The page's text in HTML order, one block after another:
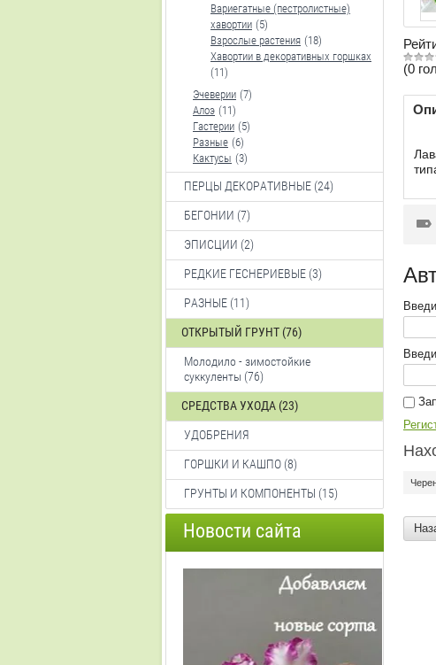
Вариегатные (пестролистные)
хавортии (5)
Взрослые растения (18)
Хавортии в декоративных горшках
(11)
Эчеверии (7)
Алоэ (11)
Гастерии (5)
Разные (6)
Кактусы (3)
ПЕРЦЫ ДЕКОРАТИВНЫЕ (24)
БЕГОНИИ (7)
ЭПИСЦИИ (2)
РЕДКИЕ ГЕСНЕРИЕВЫЕ (3)
РАЗНЫЕ (11)
ОТКРЫТЫЙ ГРУНТ (76)
Молодило - зимостойкие
суккуленты (76)
СРЕДСТВА УХОДА (23)
УДОБРЕНИЯ
ГОРШКИ И КАШПО (8)
ГРУНТЫ И КОМПОНЕНТЫ (15)
Новости сайта
(0